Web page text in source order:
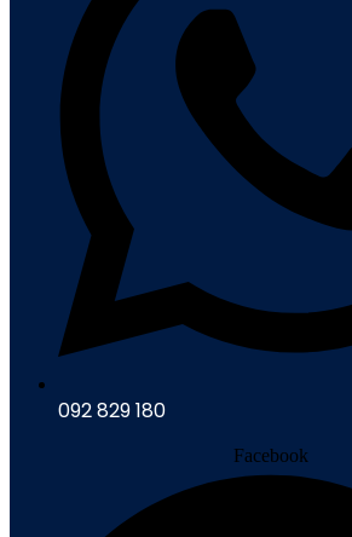
092 829 180
Facebook